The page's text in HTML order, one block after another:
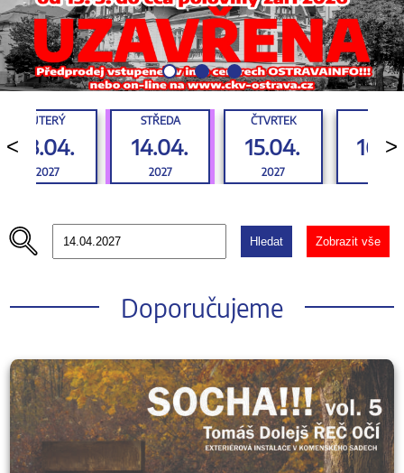
<
ÚTERÝ
13.04.
2027
STŘEDA
14.04.
2027
ČTVRTEK
15.04.
2027
>
Hledat Zobrazit vše
Doporučujeme